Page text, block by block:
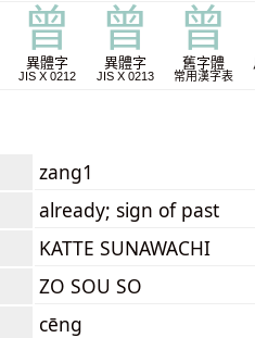
曾
異體字
JIS X 0212
曾
異體字
JIS X 0213
曾
舊字體
常用漢字表
zang1
already; sign of past
KATTE SUNAWACHI
ZO SOU SO
cēng